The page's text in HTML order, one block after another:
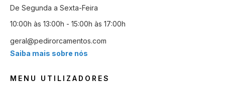
De Segunda a Sexta-Feira
10:00h às 13:00h - 15:00h às 17:00h
geral@pedirorcamentos.com
Saiba mais sobre nós
MENU UTILIZADORES